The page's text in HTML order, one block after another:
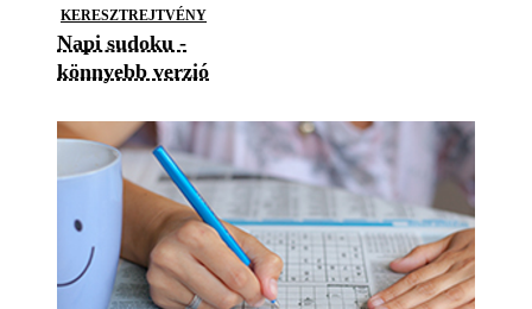
KERESZTREJTVÉNY
Napi sudoku -
könnyebb verzió